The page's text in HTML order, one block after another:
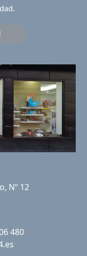
Nº 12
480